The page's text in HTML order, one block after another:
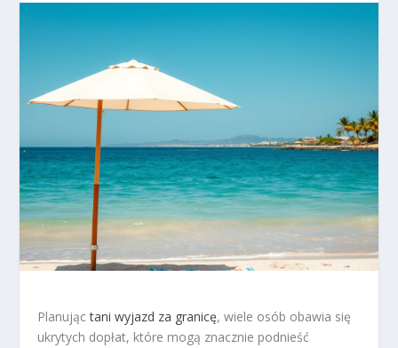
Planująctani wyjazd za granicę, wiele osób obawia się
ukrytych dopłat, które mogą znacznie podnieść